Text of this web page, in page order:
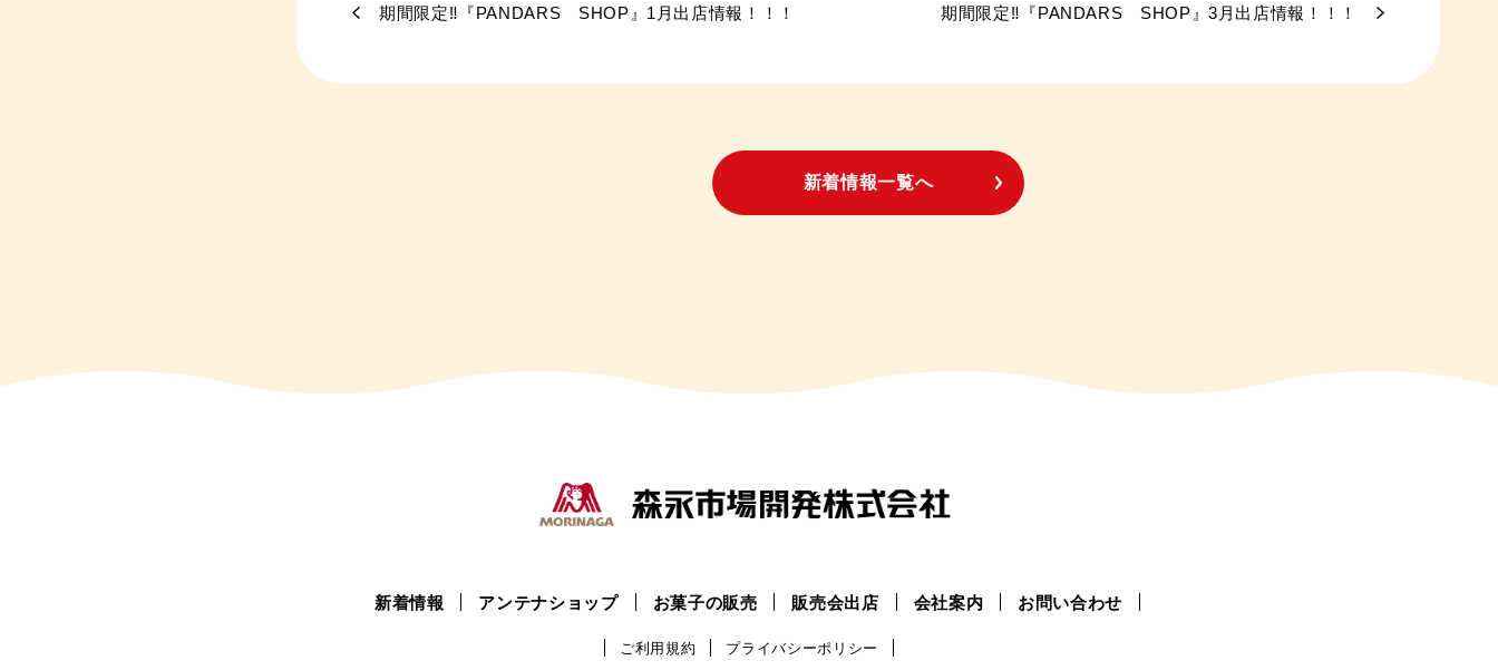
期間限定‼『PANDARS SHOP』1月出店情報！！！ 期間限定‼『PANDARS SHOP』3月出店情報！！！
新着情報一覧へ
新着情報 アンテナショップ お菓子の販売 販売会出店 会社案内 お問い合わせ
ご利用規約 プライバシーポリシー